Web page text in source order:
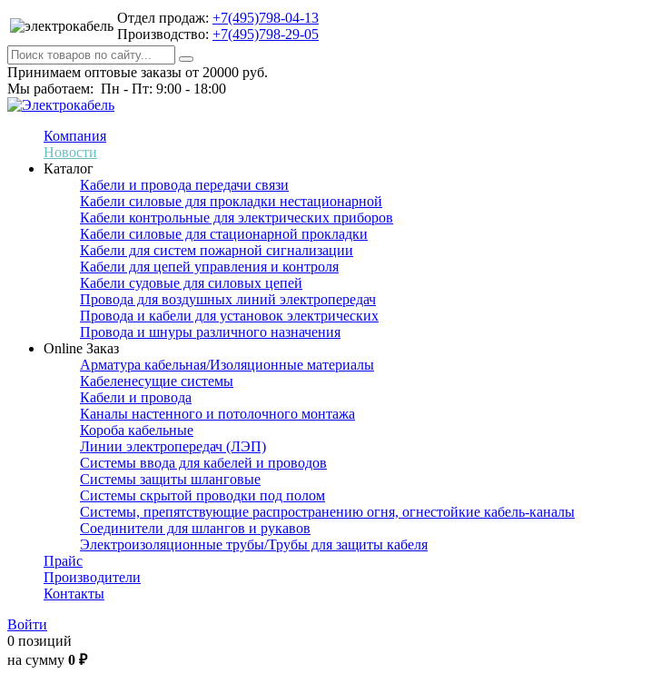
Отдел продаж: +7(495)798-04-13
Производство: +7(495)798-29-05
Принимаем оптовые заказы от 20000 руб.
Мы работаем: Пн - Пт: 9:00 - 18:00
Компания
Новости
Каталог
Кабели и провода передачи связи
Кабели силовые для прокладки нестационарной
Кабели контрольные для электрических приборов
Кабели силовые для стационарной прокладки
Кабели для систем пожарной сигнализации
Кабели для цепей управления и контроля
Кабели судовые для силовых цепей
Провода для воздушных линий электропередач
Провода и кабели для установок электрических
Провода и шнуры различного назначения
Online Заказ
Арматура кабельная/Изоляционные материалы
Кабеленесущие системы
Кабели и провода
Каналы настенного и потолочного монтажа
Короба кабельные
Линии электропередач (ЛЭП)
Системы ввода для кабелей и проводов
Системы защиты шланговые
Системы скрытой проводки под полом
Системы, препятствующие распространению огня, огнестойкие кабель-каналы
Соединители для шлангов и рукавов
Электроизоляционные трубы/Трубы для защиты кабеля
Прайс
Производители
Контакты
Войти
0 позиций
на сумму 0 ₽